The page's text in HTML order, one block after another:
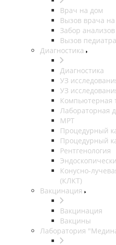
Врач на дом
Вызов врача
Забор
Вызов
Диагностика
Диагностика
УЗ
УЗ
Компьютерная
Лабораторная
МРТ
Процедурный
Процедурный
Рентгенология
Конусно-
(КЛКТ)
Вакцинация
Вакцинация
Вакцины
Лаборатория